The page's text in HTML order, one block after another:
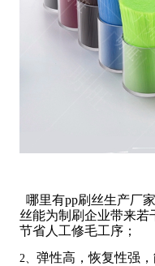
哪里有pp刷丝生产厂
丝能为制刷企业带来若
节省人工修毛工序；
2、 弹性高，恢复性强